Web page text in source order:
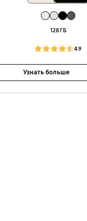
128 ГБ
4.9
Узнать больше